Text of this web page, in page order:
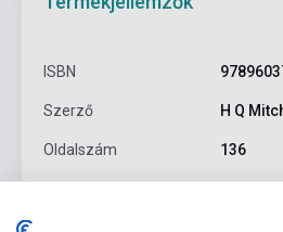
ISBN
Szerző H Q
Oldalszám 136